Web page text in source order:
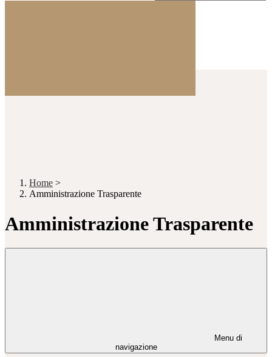
Home >
Amministrazione Trasparente
Amministrazione Trasparente
Menu di
navigazione